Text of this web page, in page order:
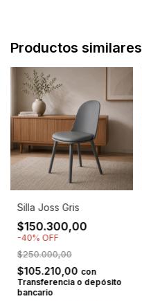
Productos similares
Silla Joss Gris
$150.300,00
-40% OFF
$250.000,00
$105.210,00 con
Transferencia o depósito
bancario